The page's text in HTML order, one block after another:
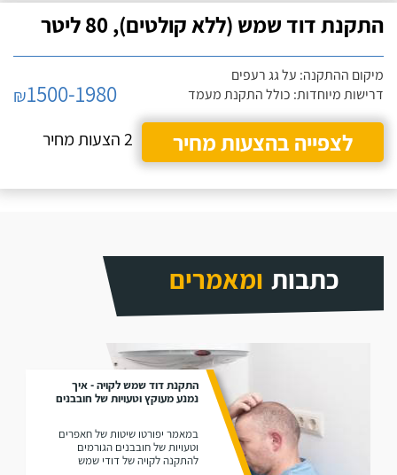
התקנת דוד שמש (ללא קולטים), 80 ליטר
מיקום ההתקנה: על גג רעפים
דרישות מיוחדות: כולל התקנת מעמד
₪1500-1980
לצפייה בהצעות מחיר
2 הצעות מחיר
כתבות ומאמרים
התקנת דוד שמש לקויה - איך
נמנע מעוקץ וטעויות של חובבנים
במאמר יפורטו שיטות של חאפרים
וטעויות של חובבנים הגורמים
להתקנה לקויה של דודי שמש